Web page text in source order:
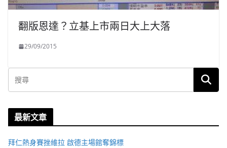
翻版恩達？立基上市兩日大上大落
29/09/2015
最新文章
拜仁熱身賽挫維拉 啟德主場館奪錦標